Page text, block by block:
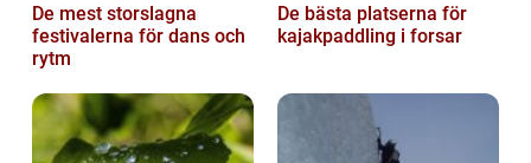
De mest storslagna
festivalerna för dans och
rytm
De bästa platserna för
kajakpaddling i forsar